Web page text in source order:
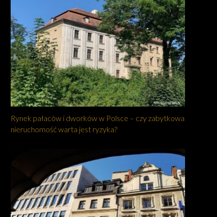
Rynek pałaców i dworków w Polsce – czy zabytkowa
nieruchomość warta jest ryzyka?